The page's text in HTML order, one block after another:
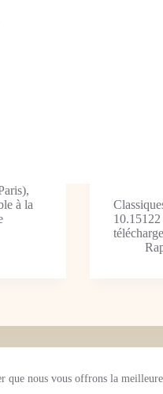
que nous vous offrons la
à la
développe son activité de